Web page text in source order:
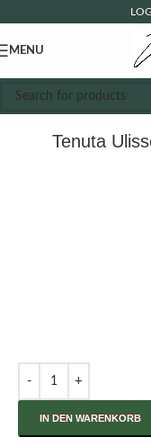
MENU
Tenuta
IN DEN WARENKORB